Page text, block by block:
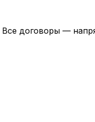
договоры —